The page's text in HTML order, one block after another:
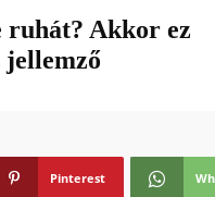
ruhát? Akkor ez
jellemző
Pinterest